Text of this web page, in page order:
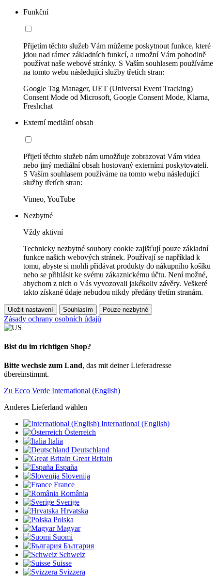
Funkční
Přijetím těchto služeb Vám můžeme poskytnout funkce, které
jdou nad rámec základních funkcí, a umožní Vám pohodlně
používat naše webové stránky. S Vaším souhlasem používáme
na tomto webu následující služby třetích stran:
Google Tag Manager, UET (Universal Event Tracking)
Consent Mode od Microsoft, Google Consent Mode, Klarna,
Freshchat
Externí mediální obsah
Přijetí těchto služeb nám umožňuje zobrazovat Vám videa
nebo jiný mediální obsah hostovaný externími poskytovateli.
S Vaším souhlasem používáme na tomto webu následující
služby třetích stran:
Vimeo, YouTube
Nezbytné
Vždy aktivní
Technicky nezbytné soubory cookie zajišťují pouze základní
funkce našich webových stránek. Používají se například k
tomu, abyste si mohli přidávat produkty do nákupního košíku
nebo se přihlásit ke svému zákaznickému účtu. Není možné,
abychom z nich o Vás vyvozovali jakékoliv závěry. Veškeré
takto získané údaje nebudou nikdy předány třetím stranám.
Uložit nastavení Souhlasím Pouze nezbytné
Zásady ochrany osobních údajů
Bist du im richtigen Shop?
Bitte wechsle zum Land, das mit deiner Lieferadresse
übereinstimmt.
Zu Ecco Verde International (English)
Anderes Lieferland wählen
International (English)
Österreich
Italia
Deutschland
Great Britain
España
Slovenija
France
România
Sverige
Hrvatska
Polska
Magyar
Suomi
България
Schweiz
Suisse
Svizzera